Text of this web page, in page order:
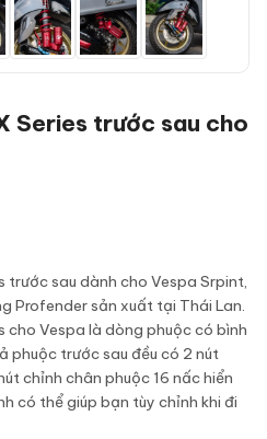
Series trước sau cho
trước sau dành cho Vespa Srpint,
Profender sản xuất tại Thái Lan.
cho Vespa là dòng phuộc có bình
phuộc trước sau đều có 2 nút
chỉnh chân phuộc 16 nấc hiển
có thể giúp bạn tùy chỉnh khi đi